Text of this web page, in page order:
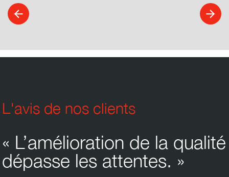
L'avis de nos clients
« L’amélioration de la qualité
dépasse les attentes. »